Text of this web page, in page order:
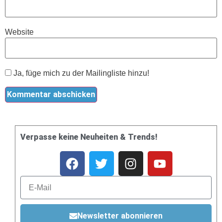
Website
Ja, füge mich zu der Mailingliste hinzu!
Verpasse keine Neuheiten & Trends!
Newsletter abonnieren